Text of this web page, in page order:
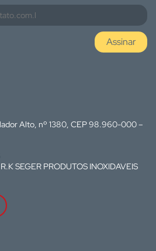
Assinar
Alto, nº 1380, CEP 98.960-000 –
SEGER PRODUTOS INOXIDAVEIS